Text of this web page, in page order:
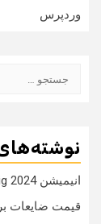
وردپرس
انیمیشن Hitpig 2024 هیتپیگ
قیمت ضایعات